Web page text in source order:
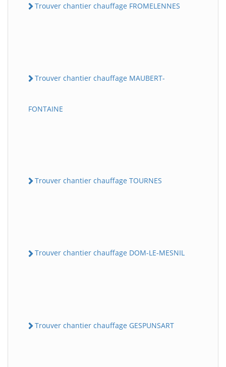
Trouver chantier chauffage FROMELENNES
Trouver chantier chauffage MAUBERT-
FONTAINE
Trouver chantier chauffage TOURNES
Trouver chantier chauffage DOM-LE-MESNIL
Trouver chantier chauffage GESPUNSART